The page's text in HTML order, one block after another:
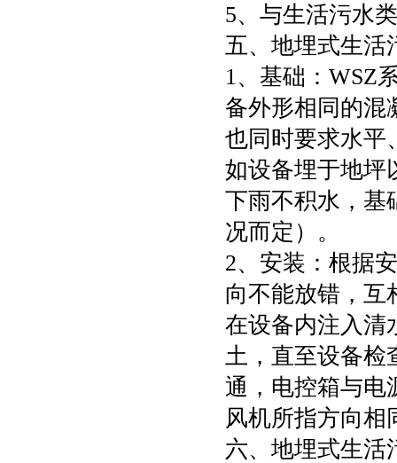
5、与生活污水
五、地埋式生活
1、基础：WSZ
备外形相同的混
也同时要求水平
如设备埋于地坪
下雨不积水，
况而定）。
2、安装：根据
向不能放错，
在设备内注入清
土，直至设备检
通，电控箱与电
风机所指方向
六、地埋式生活